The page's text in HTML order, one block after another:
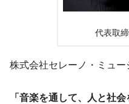
代表取
株式会社セレーノ・ミュー
「音楽を通して、人と社